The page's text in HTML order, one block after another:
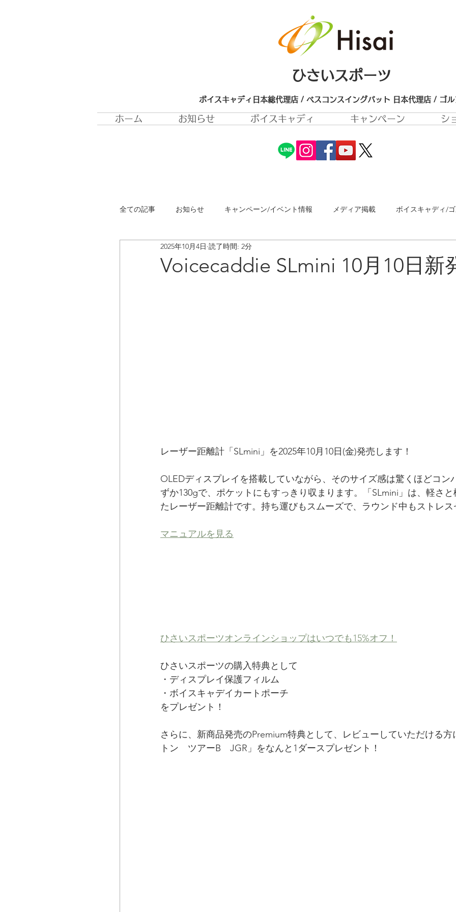
ひさいスポーツ
ボイスキャディ日本総代理店 / ベスコンスイングバット 日本代理店​ / ゴル
ホーム お知らせ ボイスキャディ キャンペーン シ
全ての記事 お知らせ キャンペーン/イベント情報 メディア掲載 ボイスキャディ/
ボイスキャディ/アップデート情報
Voicecaddie SLmini 10月10日新
2025年10月4日 読了時間: 2分
レーザー距離計「SLmini」を2025年10月10日(金)発売します！
OLEDディスプレイを搭載していながら、そのサイズ感は驚くほどコン
ずか130gで、ポケットにもすっきり収まります。「SLmini」は、軽さと
たレーザー距離計です。持ち運びもスムーズで、ラウンド中もストレス
マニュアルを見る
ひさいスポーツオンラインショップはいつでも15%オフ！
ひさいスポーツの購入特典として
・ディスプレイ保護フィルム
・ボイスキャデイカートポーチ
をプレゼント！
さらに、新商品発売のPremium特典として、レビューしていただける方
トン　ツアーB　JGR」をなんと1ダースプレゼント！